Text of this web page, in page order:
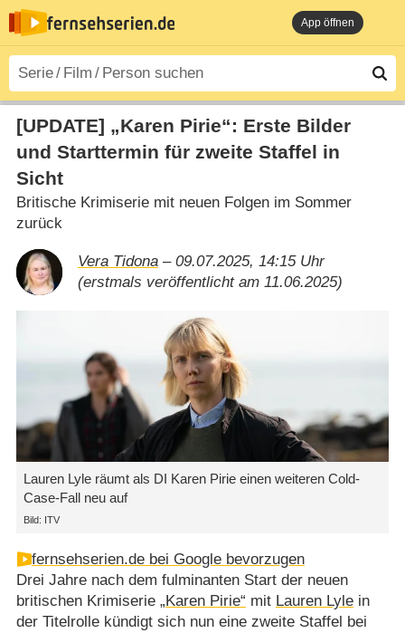
App öffnen
[UPDATE] „Karen Pirie“: Erste Bilder
und Starttermin für zweite Staffel in
Sicht
Britische Krimiserie mit neuen Folgen im Sommer
zurück
Vera Tidona– 09.07.2025, 14:15 Uhr
(erstmals veröffentlicht am 11.06.2025)
Lauren Lyle räumt als DI Karen Pirie einen weiteren Cold-
Case-Fall neu auf
Bild: ITV
fernsehserien.de bei Google bevorzugen
Drei Jahre nach dem fulminanten Start der neuen
britischen Krimiserie „Karen Pirie“ mit Lauren Lylein
der Titelrolle kündigt sich nun eine zweite Staffel bei